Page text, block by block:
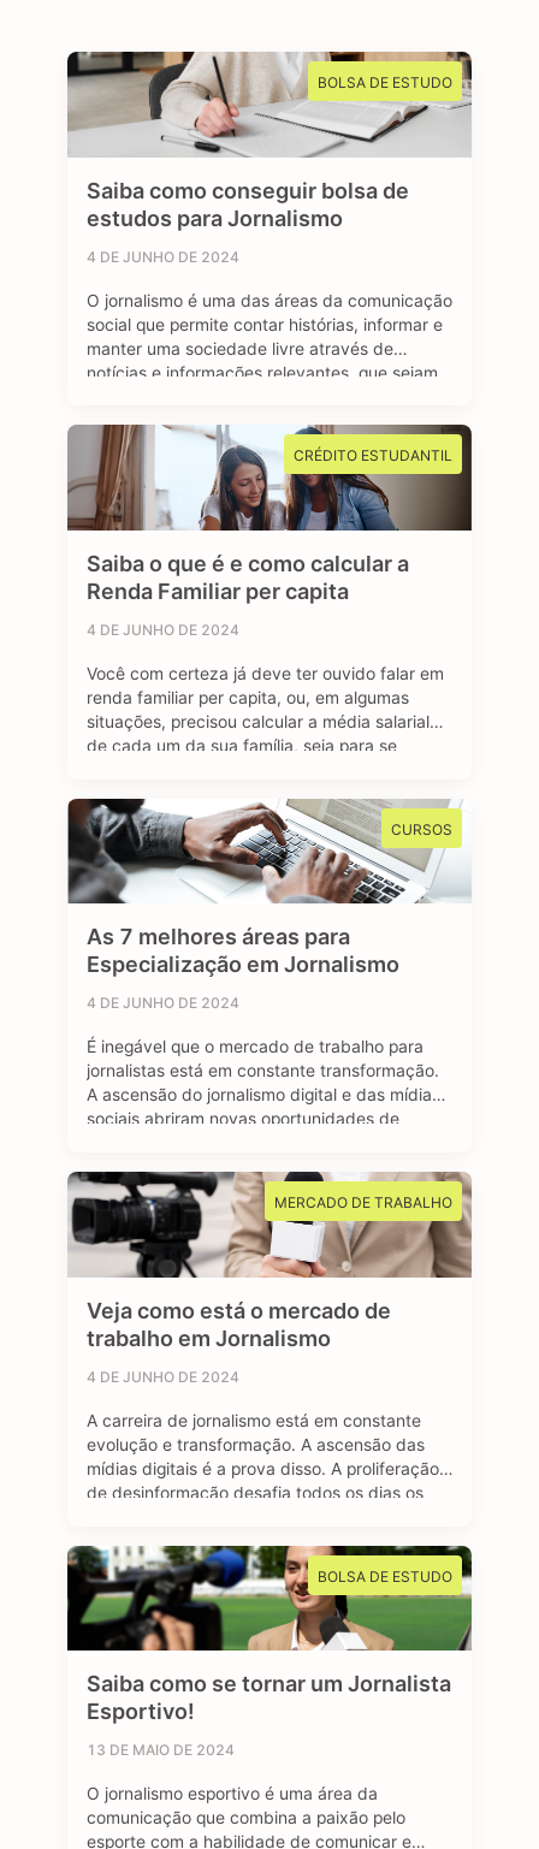
BOLSA DE ESTUDO
Saiba como conseguir bolsa de
estudos para Jornalismo
4 DE JUNHO DE 2024
O jornalismo é uma das áreas da comunicação
social que permite contar histórias, informar e
manter uma sociedade livre através de
notícias e informações relevantes, que sejam
vida das pessoas. Se você é curioso, tem
aptidão em investigar, checar fatos e dados,
se sente atraído por essa profissão …
CRÉDITO ESTUDANTIL
Saiba o que é e como calcular a
Renda Familiar per capita
4 DE JUNHO DE 2024
Você com certeza já deve ter ouvido falar em
renda familiar per capita, ou, em algumas
situações, precisou calcular a média salarial
de cada um da sua família, seja para se
inscrever em algum programa estudantil do
Governo Federal. Mas afinal, …
CURSOS
As 7 melhores áreas para
Especialização em Jornalismo
4 DE JUNHO DE 2024
É inegável que o mercado de trabalho para
jornalistas está em constante transformação.
A ascensão do jornalismo digital e das mídias
sociais abriram novas oportunidades de
jornalismo. A comunicação faz parte do nosso
dia a dia, e o jornalismo está longe de ser uma
das profissões extintas do mundo. …
MERCADO DE TRABALHO
Veja como está o mercado de
trabalho em Jornalismo
4 DE JUNHO DE 2024
A carreira de jornalismo está em constante
evolução e transformação. A ascensão das
mídias digitais é a prova disso. A proliferação
de desinformação desafia todos os dias os
uma sociedade livre e muito bem informada.
Mas apesar dos contras, o avanço das redes
…
BOLSA DE ESTUDO
Saiba como se tornar um Jornalista
Esportivo!
13 DE MAIO DE 2024
O jornalismo esportivo é uma área da
comunicação que combina a paixão pelo
esporte com a habilidade de comunicar e